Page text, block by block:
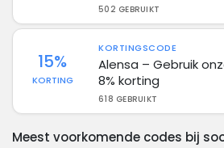
502 GEBRUIKT
15%
KORTING
KORTINGSCODE
Alensa – Gebruik
8% korting
618 GEBRUIKT
Meest voorkomende codes bij